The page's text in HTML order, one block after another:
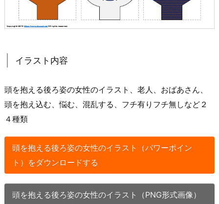
イラスト内容
頭を抱える後ろ姿の女性のイラスト、老人、おばあさん、
頭を抱え込む、悩む、混乱する、フチ有りフチ無しなど２
４種類
頭を抱える後ろ姿の女性のイラスト（パワーポイン
ト）をダウンロードする
頭を抱える後ろ姿の女性のイラスト（PNG形式画像）